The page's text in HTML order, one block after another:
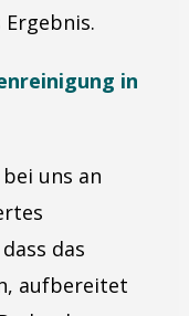
in
uns an
das
aufbereitet